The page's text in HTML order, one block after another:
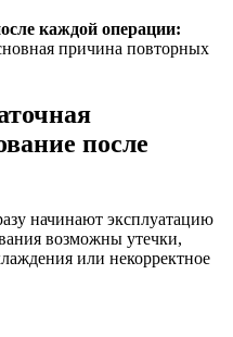
каждой операции:
причина повторных
после
начинают эксплуатацию
возможны утечки,
или некорректное